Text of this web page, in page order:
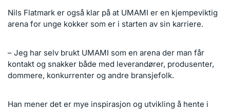
Nils Flatmark er også klar på at UMAMI er en kjempeviktig
arena for unge kokker som er i starten av sin karriere.
– Jeg har selv brukt UMAMI som en arena der man får
kontakt og snakker både med leverandører, produsenter,
dommere, konkurrenter og andre bransjefolk.
Han mener det er mye inspirasjon og utvikling å hente i